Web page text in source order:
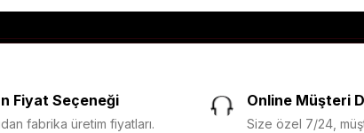
Fiyat Seçeneği
fabrika üretim fiyatları.
Online Müşteri
Size özel 7/24,